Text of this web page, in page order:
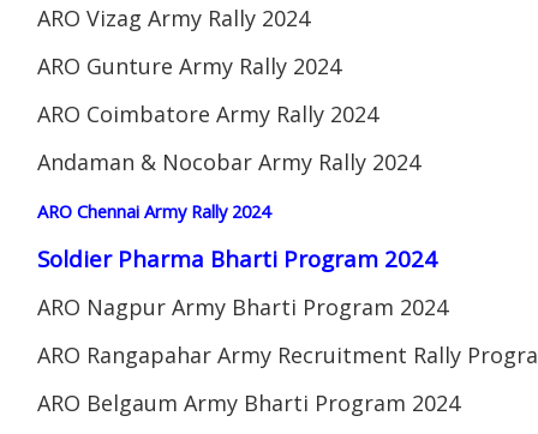
ARO Vizag Army Rally 2024
ARO Gunture Army Rally 2024
ARO Coimbatore Army Rally 2024
Andaman & Nocobar Army Rally 2024
ARO Chennai Army Rally 2024
Soldier Pharma Bharti Program 2024
ARO Nagpur Army Bharti Program 2024
ARO Rangapahar Army Recruitment Rally
ARO Belgaum Army Bharti Program 2024